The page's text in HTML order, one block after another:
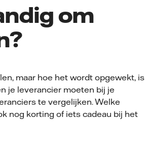
om
maar hoe het wordt opgewekt, is
je leverancier moeten bij je
te vergelijken. Welke
nog korting of iets cadeau bij het